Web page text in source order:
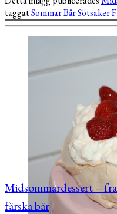
taggatSommarBärSötsaker
Midsommardessert –
färska bär